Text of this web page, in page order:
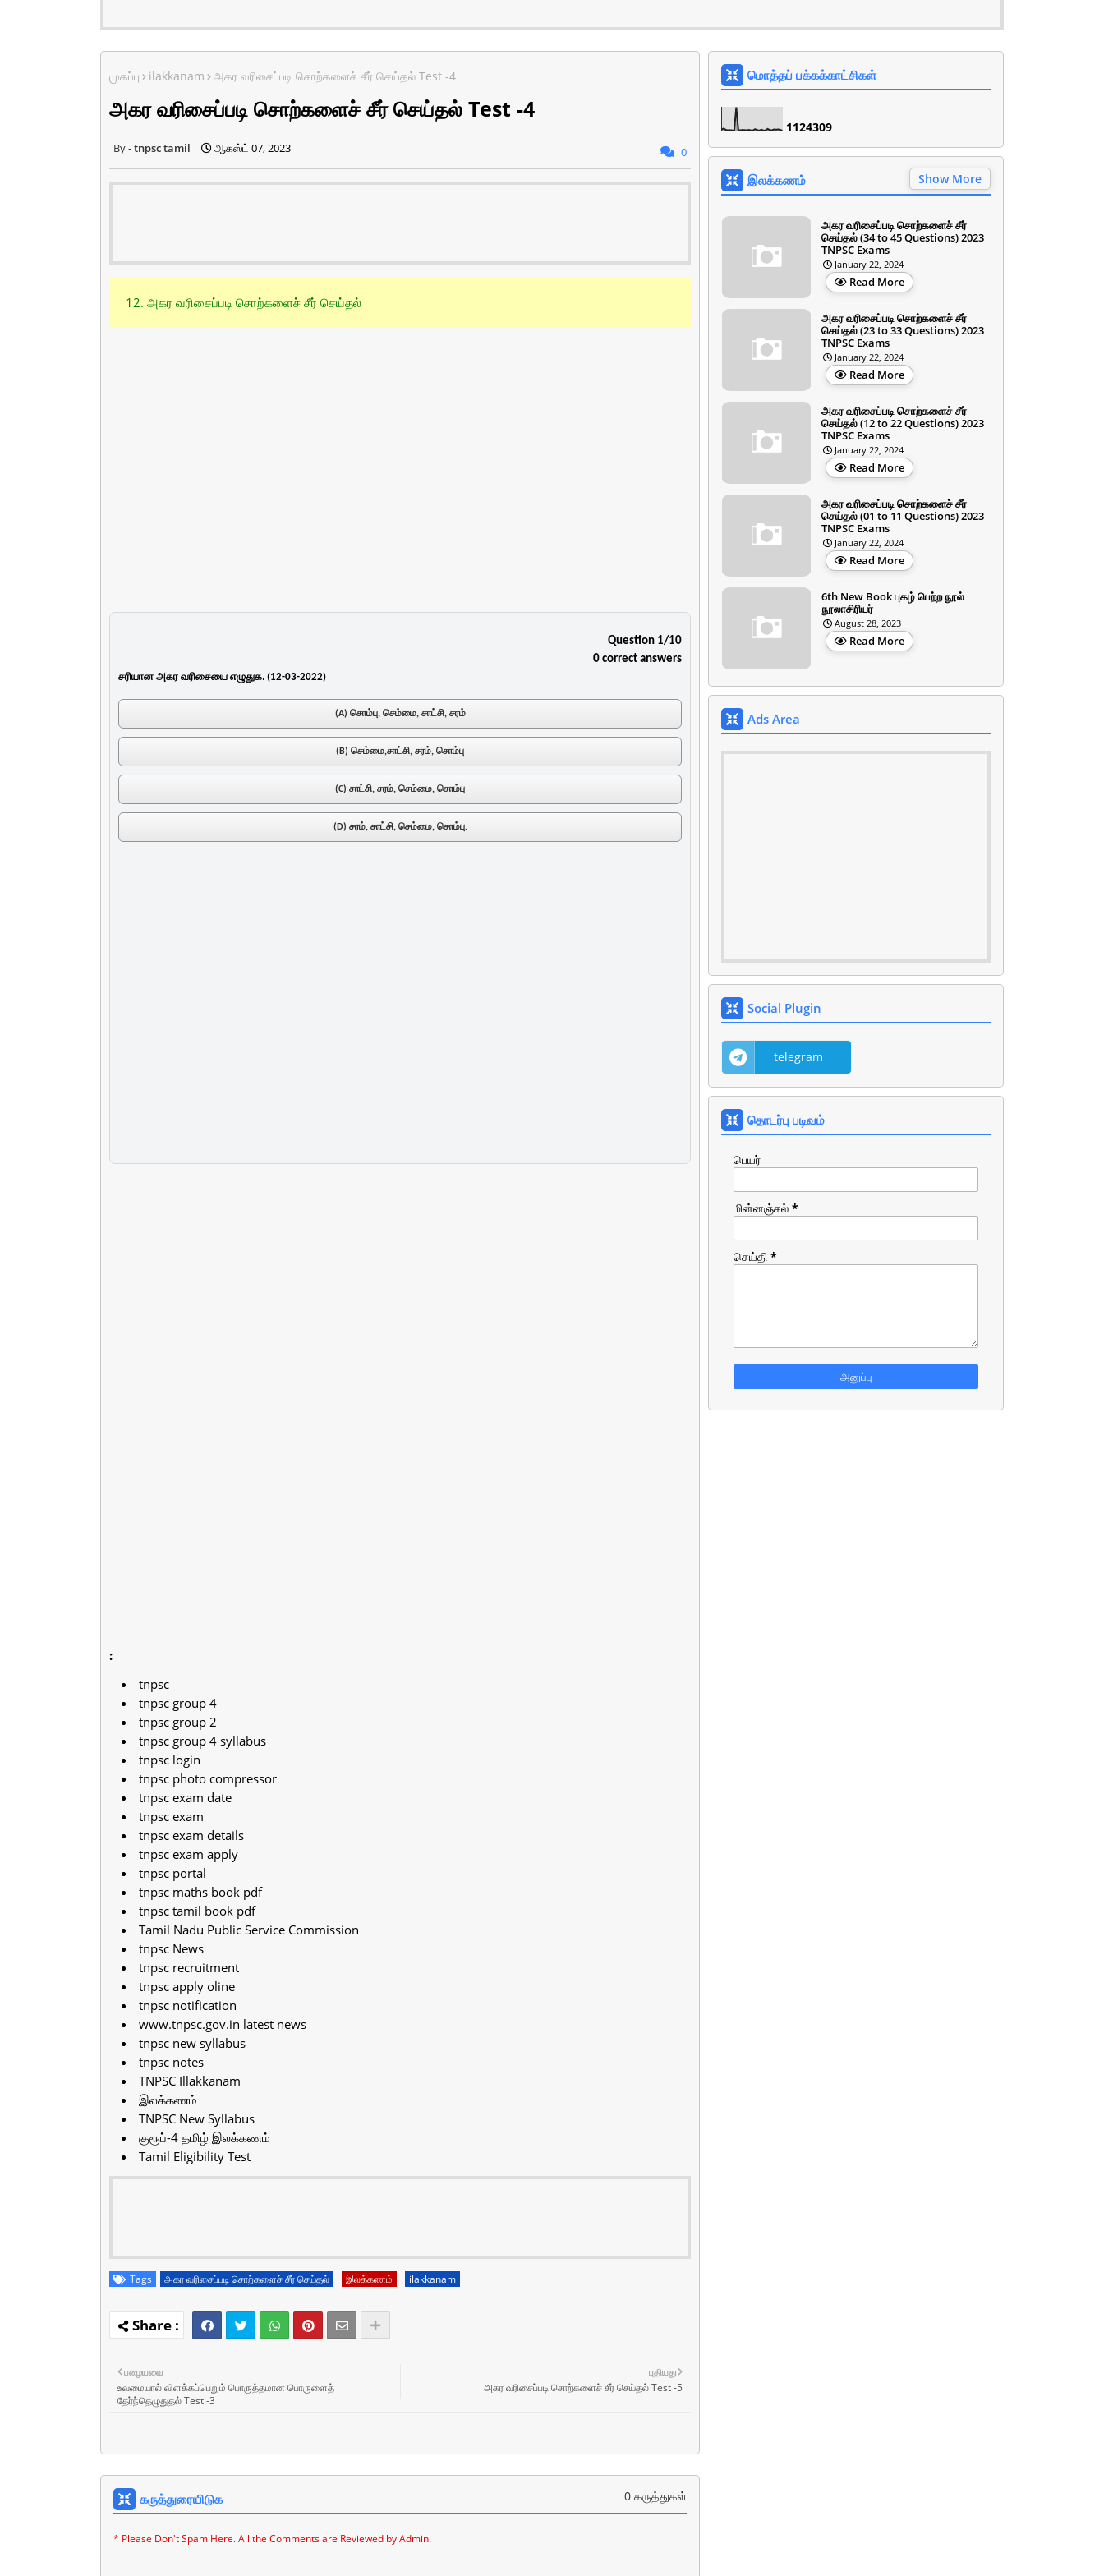
முகப்பு ilakkanam அகர வரிசைப்படி சொற்களைச் சீர் செய்தல் Test -4
அகர வரிசைப்படி சொற்களைச் சீர் செய்தல் Test -4
tnpsc tamil ஆகஸ்ட் 07, 2023 0
12. அகர வரிசைப்படி சொற்களைச் சீர் செய்தல்
Question 1/10
0 correct answers
சரியான அகர வரிசையை எழுதுக. (12-03-2022)
(A) சொம்பு, செம்மை, சாட்சி, சரம்
(B) செம்மை,சாட்சி, சரம், சொம்பு
(C) சாட்சி, சரம், செம்மை, சொம்பு
(D) சரம், சாட்சி, செம்மை, சொம்பு.
:
tnpsc
tnpsc group 4
tnpsc group 2
tnpsc group 4 syllabus
tnpsc login
tnpsc photo compressor
tnpsc exam date
tnpsc exam
tnpsc exam details
tnpsc exam apply
tnpsc portal
tnpsc maths book pdf
tnpsc tamil book pdf
Tamil Nadu Public Service Commission
tnpsc News
tnpsc recruitment
tnpsc apply oline
tnpsc notification
www.tnpsc.gov.in latest news
tnpsc new syllabus
tnpsc notes
TNPSC Illakkanam
இலக்கணம்
TNPSC New Syllabus
குரூப்-4 தமிழ் இலக்கணம்
Tamil Eligibility Test
Tags அகர வரிசைப்படி சொற்களைச் சீர் செய்தல் இலக்கணம் ilakkanam
புதியது
அகர வரிசைப்படி சொற்களைச் சீர் செய்தல் Test -5
பழையவை
உவமையால் விளக்கப்பெறும் பொருத்தமான பொருளைத்
தேர்ந்தெழுதுதல் Test -3
கருத்துரையிடுக 0 கருத்துகள்
* Please Don't Spam Here. All the Comments are Reviewed by Admin.
மொத்தப் பக்கக்காட்சிகள்
1124309
இலக்கணம் Show More
அகர வரிசைப்படி சொற்களைச் சீர்
செய்தல் (34 to 45 Questions) 2023
TNPSC Exams
January 22, 2024
Read More
அகர வரிசைப்படி சொற்களைச் சீர்
செய்தல் (23 to 33 Questions) 2023
TNPSC Exams
January 22, 2024
Read More
அகர வரிசைப்படி சொற்களைச் சீர்
செய்தல் (12 to 22 Questions) 2023
TNPSC Exams
January 22, 2024
Read More
அகர வரிசைப்படி சொற்களைச் சீர்
செய்தல் (01 to 11 Questions) 2023
TNPSC Exams
January 22, 2024
Read More
6th New Book புகழ் பெற்ற நூல்
நூலாசிரியர்
August 28, 2023
Read More
Ads Area
Social Plugin
telegram
தொடர்பு படிவம்
பெயர்
மின்னஞ்சல் *
செய்தி *